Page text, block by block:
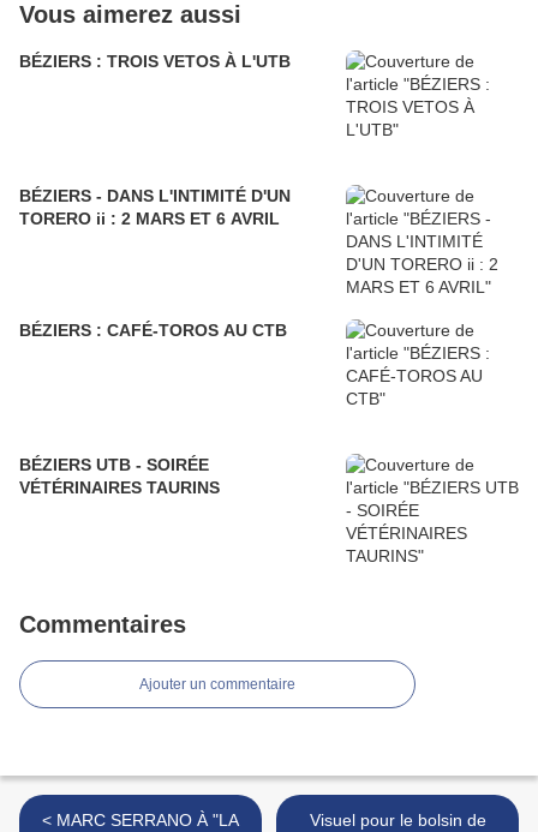
Vous aimerez aussi
BÉZIERS : TROIS VETOS À L'UTB
BÉZIERS - DANS L'INTIMITÉ D'UN
TORERO ii : 2 MARS ET 6 AVRIL
BÉZIERS : CAFÉ-TOROS AU CTB
BÉZIERS UTB - SOIRÉE
VÉTÉRINAIRES TAURINS
Commentaires
Ajouter un commentaire
< MARC SERRANO À "LA
Visuel pour le bolsin de